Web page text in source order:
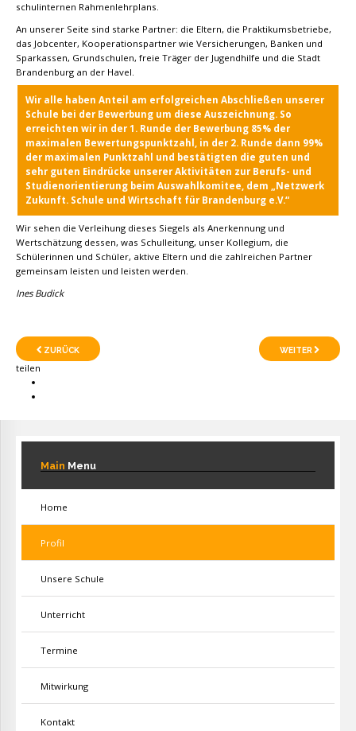
schulinternen Rahmenlehrplans.
An unserer Seite sind starke Partner: die Eltern, die Praktikumsbetriebe,
das Jobcenter, Kooperationspartner wie Versicherungen, Banken und
Sparkassen, Grundschulen, freie Träger der Jugendhilfe und die Stadt
Brandenburg an der Havel.
Wir alle haben Anteil am erfolgreichen Abschließen unserer
Schule bei der Bewerbung um diese Auszeichnung. So
erreichten wir in der 1. Runde der Bewerbung 85% der
maximalen Bewertungspunktzahl, in der 2. Runde dann 99%
der maximalen Punktzahl und bestätigten die guten und
sehr guten Eindrücke unserer Aktivitäten zur Berufs- und
Studienorientierung beim Auswahlkomitee, dem „Netzwerk
Zukunft. Schule und Wirtschaft für Brandenburg e.V.“
Wir sehen die Verleihung dieses Siegels als Anerkennung und
Wertschätzung dessen, was Schulleitung, unser Kollegium, die
Schülerinnen und Schüler, aktive Eltern und die zahlreichen Partner
gemeinsam leisten und leisten werden.
Ines Budick
ZURÜCK WEITER
teilen
Main Menu
Home
Profil
Unsere Schule
Unterricht
Termine
Mitwirkung
Kontakt